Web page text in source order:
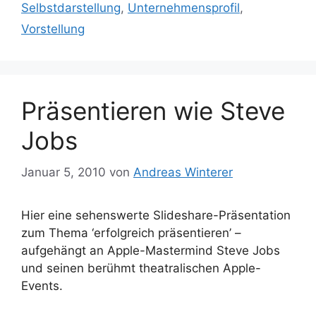
Selbstdarstellung, Unternehmensprofil,
Vorstellung
Präsentieren wie Steve
Jobs
Januar 5, 2010 von Andreas Winterer
Hier eine sehenswerte Slideshare-Präsentation
zum Thema ‘erfolgreich präsentieren’ –
aufgehängt an Apple-Mastermind Steve Jobs
und seinen berühmt theatralischen Apple-
Events.